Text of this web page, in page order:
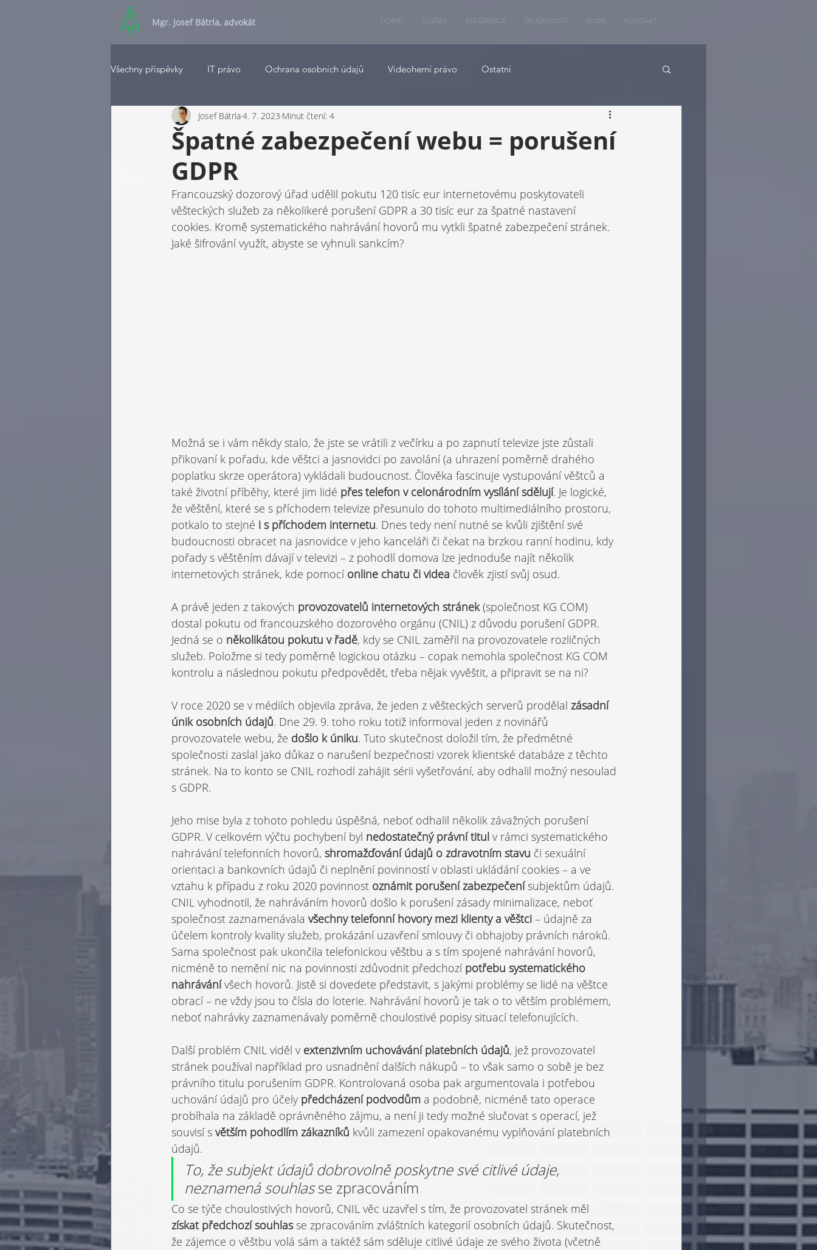
Mgr. Josef Bátrla, advokát DOMŮ SLUŽBY REFERENCE ZKUŠENOSTI BLOG KONTAKT
Všechny příspěvky IT právo Ochrana osobních údajů Videoherní právo Ostatní
Špatné zabezpečení webu = porušení
GDPR
Josef Bátrla4. 7. 2023 Minut čtení: 4
Francouzský dozorový úřad udělil pokutu 120 tisíc eur internetovému poskytovateli
věšteckých služeb za několikeré porušení GDPR a 30 tisíc eur za špatné nastavení
cookies. Kromě systematického nahrávání hovorů mu vytkli špatné zabezpečení stránek.
Jaké šifrování využít, abyste se vyhnuli sankcím?
Možná se i vám někdy stalo, že jste se vrátili z večírku a po zapnutí televize jste zůstali
přikovaní k pořadu, kde věštci a jasnovidci po zavolání (a uhrazení poměrně drahého
poplatku skrze operátora) vykládali budoucnost. Člověka fascinuje vystupování věštců a
také životní příběhy, které jim lidé přes telefon v celonárodním vysílání sdělují. Je logické,
že věštění, které se s příchodem televize přesunulo do tohoto multimediálního prostoru,
potkalo to stejné i s příchodem internetu. Dnes tedy není nutné se kvůli zjištění své
budoucnosti obracet na jasnovidce v jeho kanceláři či čekat na brzkou ranní hodinu, kdy
pořady s věštěním dávají v televizi – z pohodlí domova lze jednoduše najít několik
internetových stránek, kde pomocí online chatu či videa člověk zjistí svůj osud.
A právě jeden z takových provozovatelů internetových stránek (společnost KG COM)
dostal pokutu od francouzského dozorového orgánu (CNIL) z důvodu porušení GDPR.
Jedná se o několikátou pokutu v řadě, kdy se CNIL zaměřil na provozovatele rozličných
služeb. Položme si tedy poměrně logickou otázku – copak nemohla společnost KG COM
kontrolu a následnou pokutu předpovědět, třeba nějak vyvěštit, a připravit se na ni?
V roce 2020 se v médiích objevila zpráva, že jeden z věšteckých serverů prodělal zásadní
únik osobních údajů. Dne 29. 9. toho roku totiž informoval jeden z novinářů
provozovatele webu, že došlo k úniku. Tuto skutečnost doložil tím, že předmětné
společnosti zaslal jako důkaz o narušení bezpečnosti vzorek klientské databáze z těchto
stránek. Na to konto se CNIL rozhodl zahájit sérii vyšetřování, aby odhalil možný nesoulad
s GDPR.
Jeho mise byla z tohoto pohledu úspěšná, neboť odhalil několik závažných porušení
GDPR. V celkovém výčtu pochybení byl nedostatečný právní titul v rámci systematického
nahrávání telefonních hovorů, shromažďování údajů o zdravotním stavu či sexuální
orientaci a bankovních údajů či neplnění povinností v oblasti ukládání cookies – a ve
vztahu k případu z roku 2020 povinnost oznámit porušení zabezpečení subjektům údajů.
CNIL vyhodnotil, že nahráváním hovorů došlo k porušení zásady minimalizace, neboť
společnost zaznamenávala všechny telefonní hovory mezi klienty a věštci – údajně za
účelem kontroly kvality služeb, prokázání uzavření smlouvy či obhajoby právních nároků.
Sama společnost pak ukončila telefonickou věštbu a s tím spojené nahrávání hovorů,
nicméně to nemění nic na povinnosti zdůvodnit předchozí potřebu systematického
nahrávání všech hovorů. Jistě si dovedete představit, s jakými problémy se lidé na věštce
obrací – ne vždy jsou to čísla do loterie. Nahrávání hovorů je tak o to větším problémem,
neboť nahrávky zaznamenávaly poměrně choulostivé popisy situací telefonujících.
Další problém CNIL viděl v extenzivním uchovávání platebních údajů, jež provozovatel
stránek používal například pro usnadnění dalších nákupů – to však samo o sobě je bez
právního titulu porušením GDPR. Kontrolovaná osoba pak argumentovala i potřebou
uchování údajů pro účely předcházení podvodům a podobně, nicméně tato operace
probíhala na základě oprávněného zájmu, a není ji tedy možné slučovat s operací, jež
souvisí s větším pohodlím zákazníků kvůli zamezení opakovanému vyplňování platebních
údajů.
To, že subjekt údajů dobrovolně poskytne své citlivé údaje,
neznamená souhlas se zpracováním
Co se týče choulostivých hovorů, CNIL věc uzavřel s tím, že provozovatel stránek měl
získat předchozí souhlas se zpracováním zvláštních kategorií osobních údajů. Skutečnost,
že zájemce o věštbu volá sám a taktéž sám sděluje citlivé údaje ze svého života (včetně